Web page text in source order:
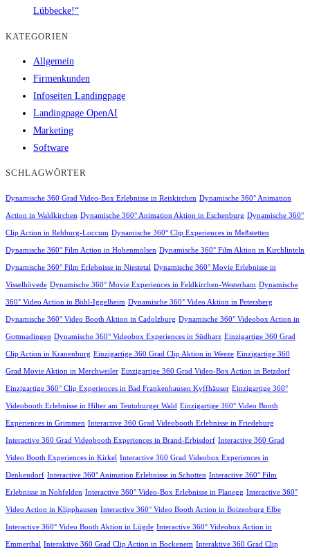
Lübbecke!“
KATEGORIEN
Allgemein
Firmenkunden
Infoseiten Landingpage
Landingpage OpenAI
Marketing
Software
SCHLAGWÖRTER
Dynamische 360 Grad Video-Box Erlebnisse in Reiskirchen Dynamische 360° Animation
Action in Waldkirchen Dynamische 360° Animation Aktion in Eschenburg Dynamische 360°
Clip Action in Rehburg-Loccum Dynamische 360° Clip Experiences in Meßstetten
Dynamische 360° Film Action in Hohenmölsen Dynamische 360° Film Aktion in Kirchlinteln
Dynamische 360° Film Erlebnisse in Niestetal Dynamische 360° Movie Erlebnisse in
Visselhövede Dynamische 360° Movie Experiences in Feldkirchen-Westerham Dynamische
360° Video Action in Böhl-Iggelheim Dynamische 360° Video Aktion in Petersberg
Dynamische 360° Video Booth Aktion in Cadolzburg Dynamische 360° Videobox Action in
Gottmadingen Dynamische 360° Videobox Experiences in Südharz Einzigartige 360 Grad
Clip Action in Kranenburg Einzigartige 360 Grad Clip Aktion in Weeze Einzigartige 360
Grad Movie Aktion in Merchweiler Einzigartige 360 Grad Video-Box Action in Betzdorf
Einzigartige 360° Clip Experiences in Bad Frankenhausen Kyffhäuser Einzigartige 360°
Videobooth Erlebnisse in Hilter am Teutoburger Wald Einzigartige 360° Video Booth
Experiences in Grimmen Interactive 360 Grad Videobooth Erlebnisse in Friedeburg
Interactive 360 Grad Videobooth Experiences in Brand-Erbisdorf Interactive 360 Grad
Video Booth Experiences in Kirkel Interactive 360 Grad Videobox Experiences in
Denkendorf Interactive 360° Animation Erlebnisse in Schotten Interactive 360° Film
Erlebnisse in Nohfelden Interactive 360° Video-Box Erlebnisse in Planegg Interactive 360°
Video Action in Klipphausen Interactive 360° Video Booth Action in Boizenburg Elbe
Interactive 360° Video Booth Aktion in Lügde Interactive 360° Videobox Action in
Emmerthal Interaktive 360 Grad Clip Action in Bockenem Interaktive 360 Grad Clip